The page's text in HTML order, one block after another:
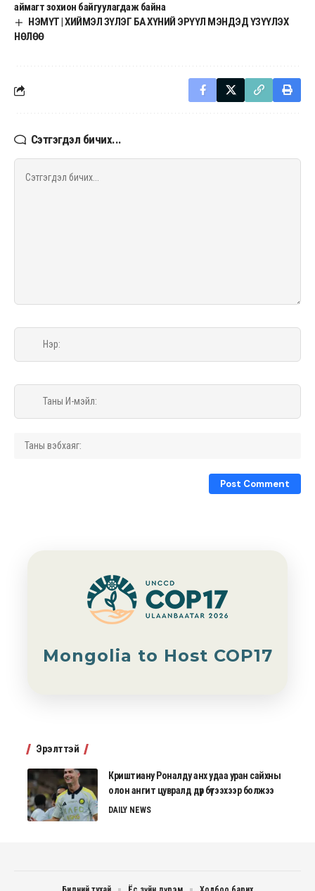
аймагт зохион байгуулагдаж байна
НЭМҮТ | ХИЙМЭЛ ЗҮЛЭГ БА ХҮНИЙ ЭРҮҮЛ МЭНДЭД ҮЗҮҮЛЭХ
НӨЛӨӨ
Сэтгэгдэл бичих...
Mongolia to Host COP17
Эрэлттэй
Криштиану Роналду анх удаа уран сайхны
олон ангит цувралд дүр бүтээхээр болжээ
DAILY NEWS